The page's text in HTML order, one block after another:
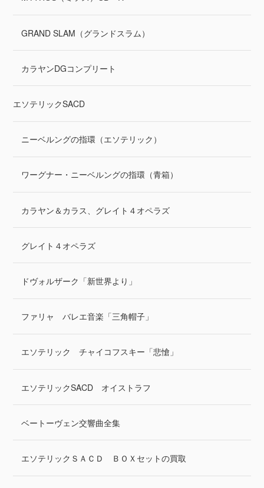
GRAND SLAM（グランドスラム）
カラヤンDGコンプリート
エソテリックSACD
ニーベルングの指環（エソテリック）
ワーグナー・ニーベルングの指環（青箱）
カラヤン＆カラス、グレイト４オペラズ
グレイト４オペラズ
ドヴォルザーク「新世界より」
ファリャ バレエ音楽「三角帽子」
エソテリック チャイコフスキー「悲愴」
エソテリックSACD オイストラフ
ベートーヴェン交響曲全集
エソテリックＳＡＣＤ ＢＯＸセットの買取